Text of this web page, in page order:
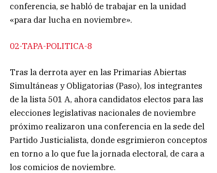
conferencia, se habló de trabajar en la unidad
«para dar lucha en noviembre».
02-TAPA-POLITICA-8
Tras la derrota ayer en las Primarias Abiertas
Simultáneas y Obligatorias (Paso), los integrantes
de la lista 501 A, ahora candidatos electos para las
elecciones legislativas nacionales de noviembre
próximo realizaron una conferencia en la sede del
Partido Justicialista, donde esgrimieron conceptos
en torno a lo que fue la jornada electoral, de cara a
los comicios de noviembre.